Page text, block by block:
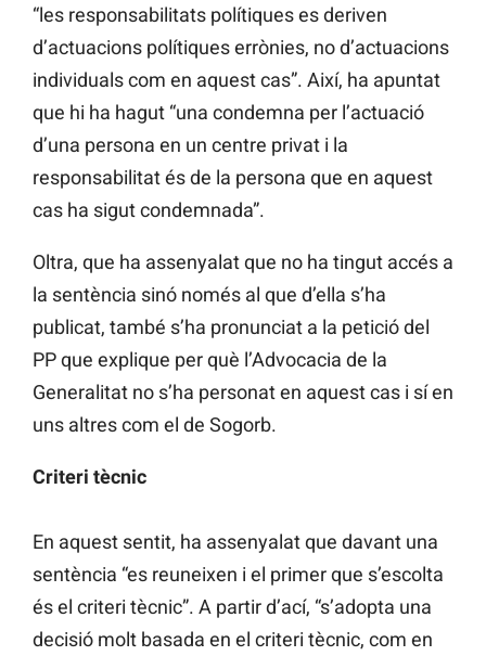
“les responsabilitats polítiques es deriven
d’actuacions polítiques errònies, no d’actuacions
individuals com en aquest cas”. Així, ha apuntat
que hi ha hagut “una condemna per l’actuació
d’una persona en un centre privat i la
responsabilitat és de la persona que en aquest
cas ha sigut condemnada”.
Oltra, que ha assenyalat que no ha tingut accés a
la sentència sinó només al que d’ella s’ha
publicat, també s’ha pronunciat a la petició del
PP que explique per què l’Advocacia de la
Generalitat no s’ha personat en aquest cas i sí en
uns altres com el de Sogorb.
Criteri tècnic
En aquest sentit, ha assenyalat que davant una
sentència “es reuneixen i el primer que s’escolta
és el criteri tècnic”. A partir d’ací, “s’adopta una
decisió molt basada en el criteri tècnic, com en